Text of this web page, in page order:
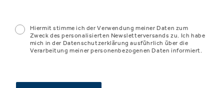
Hiermit stimme ich der Verwendung meiner Daten zum
Zweck des personalisierten Newsletterversands zu. Ich habe
mich in der Datenschutzerklärung ausführlich über die
Verarbeitung meiner personenbezogenen Daten informiert.